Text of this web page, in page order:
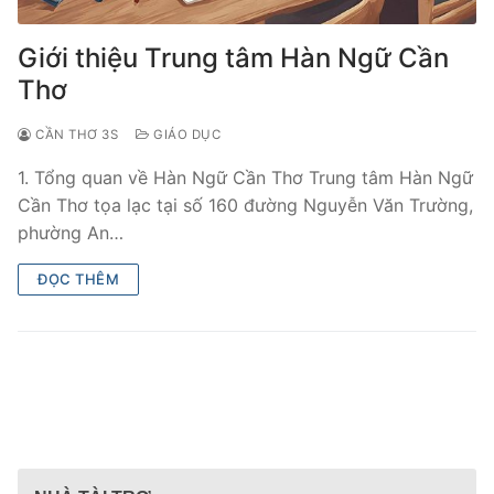
Giới thiệu Trung tâm Hàn Ngữ Cần
Thơ
CẦN THƠ 3S GIÁO DỤC
1. Tổng quan về Hàn Ngữ Cần Thơ Trung tâm Hàn Ngữ
Cần Thơ tọa lạc tại số 160 đường Nguyễn Văn Trường,
phường An…
ĐỌC THÊM